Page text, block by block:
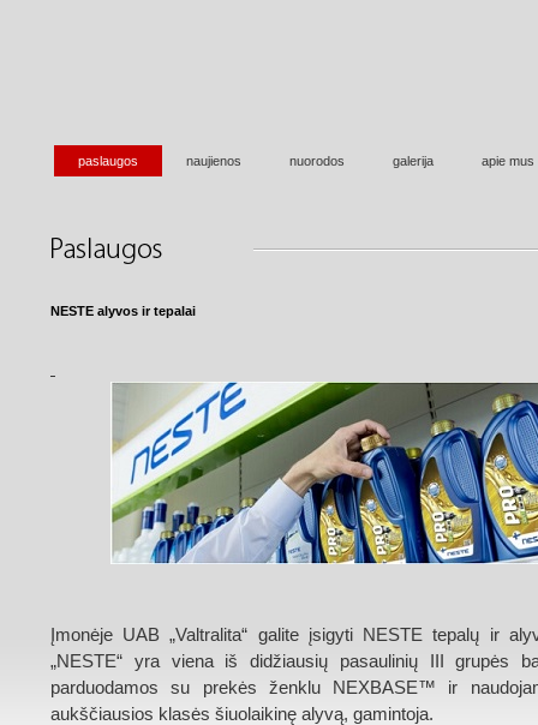
paslaugos naujienos nuorodos galerija apie mus
NESTE alyvos ir tepalai
Įmonėje UAB „Valtralita“ galite įsigyti NESTE tepalų ir
„NESTE“ yra viena iš didžiausių pasaulinių III grupės
parduodamos su prekės ženklu NEXBASE™ ir
aukščiausios klasės šiuolaikinę alyvą, gamintoja.